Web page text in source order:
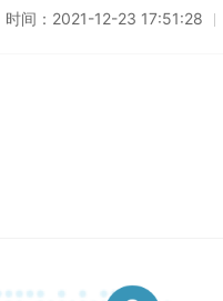
时间： 2021-12-23 17:51:28